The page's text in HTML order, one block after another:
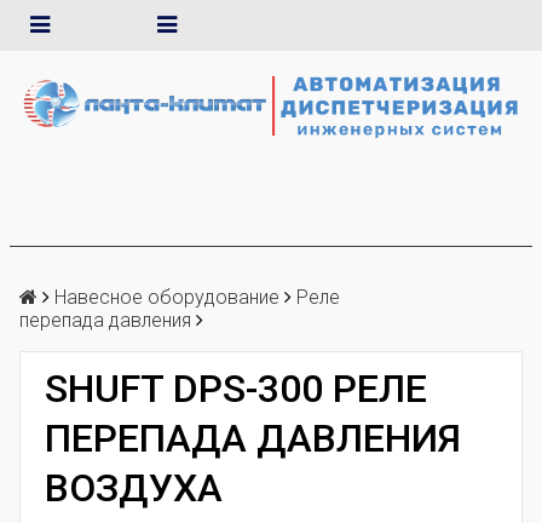
Навесное оборудование
Реле
перепада давления
SHUFT DPS-300 РЕЛЕ
ПЕРЕПАДА ДАВЛЕНИЯ
ВОЗДУХА